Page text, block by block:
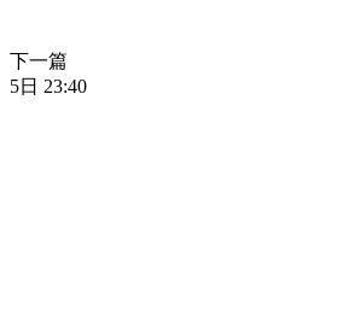
下一篇
5日 23:40